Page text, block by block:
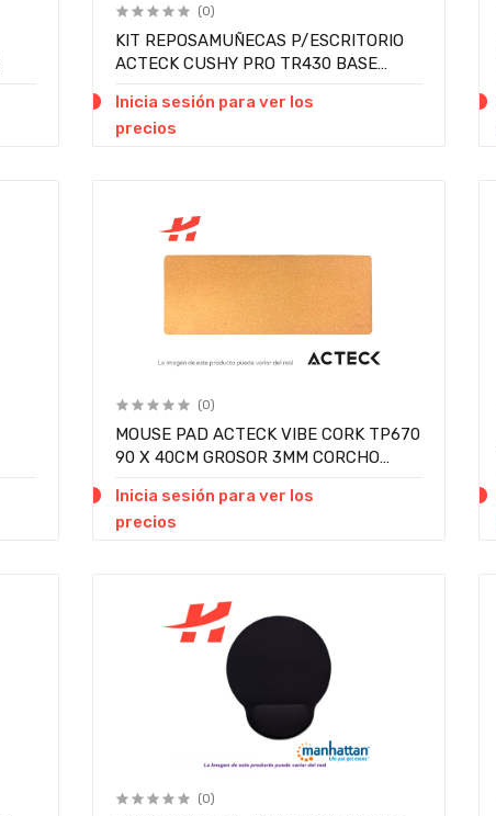
(0)
KIT REPOSAMUÑECAS P/ESCRITORIO
ACTECK CUSHY PRO TR430 BASE
Inicia sesión para ver los
precios
(0)
MOUSE PAD ACTECK VIBE CORK TP670
90 X 40CM GROSOR 3MM CORCHO
Inicia sesión para ver los
precios
(0)